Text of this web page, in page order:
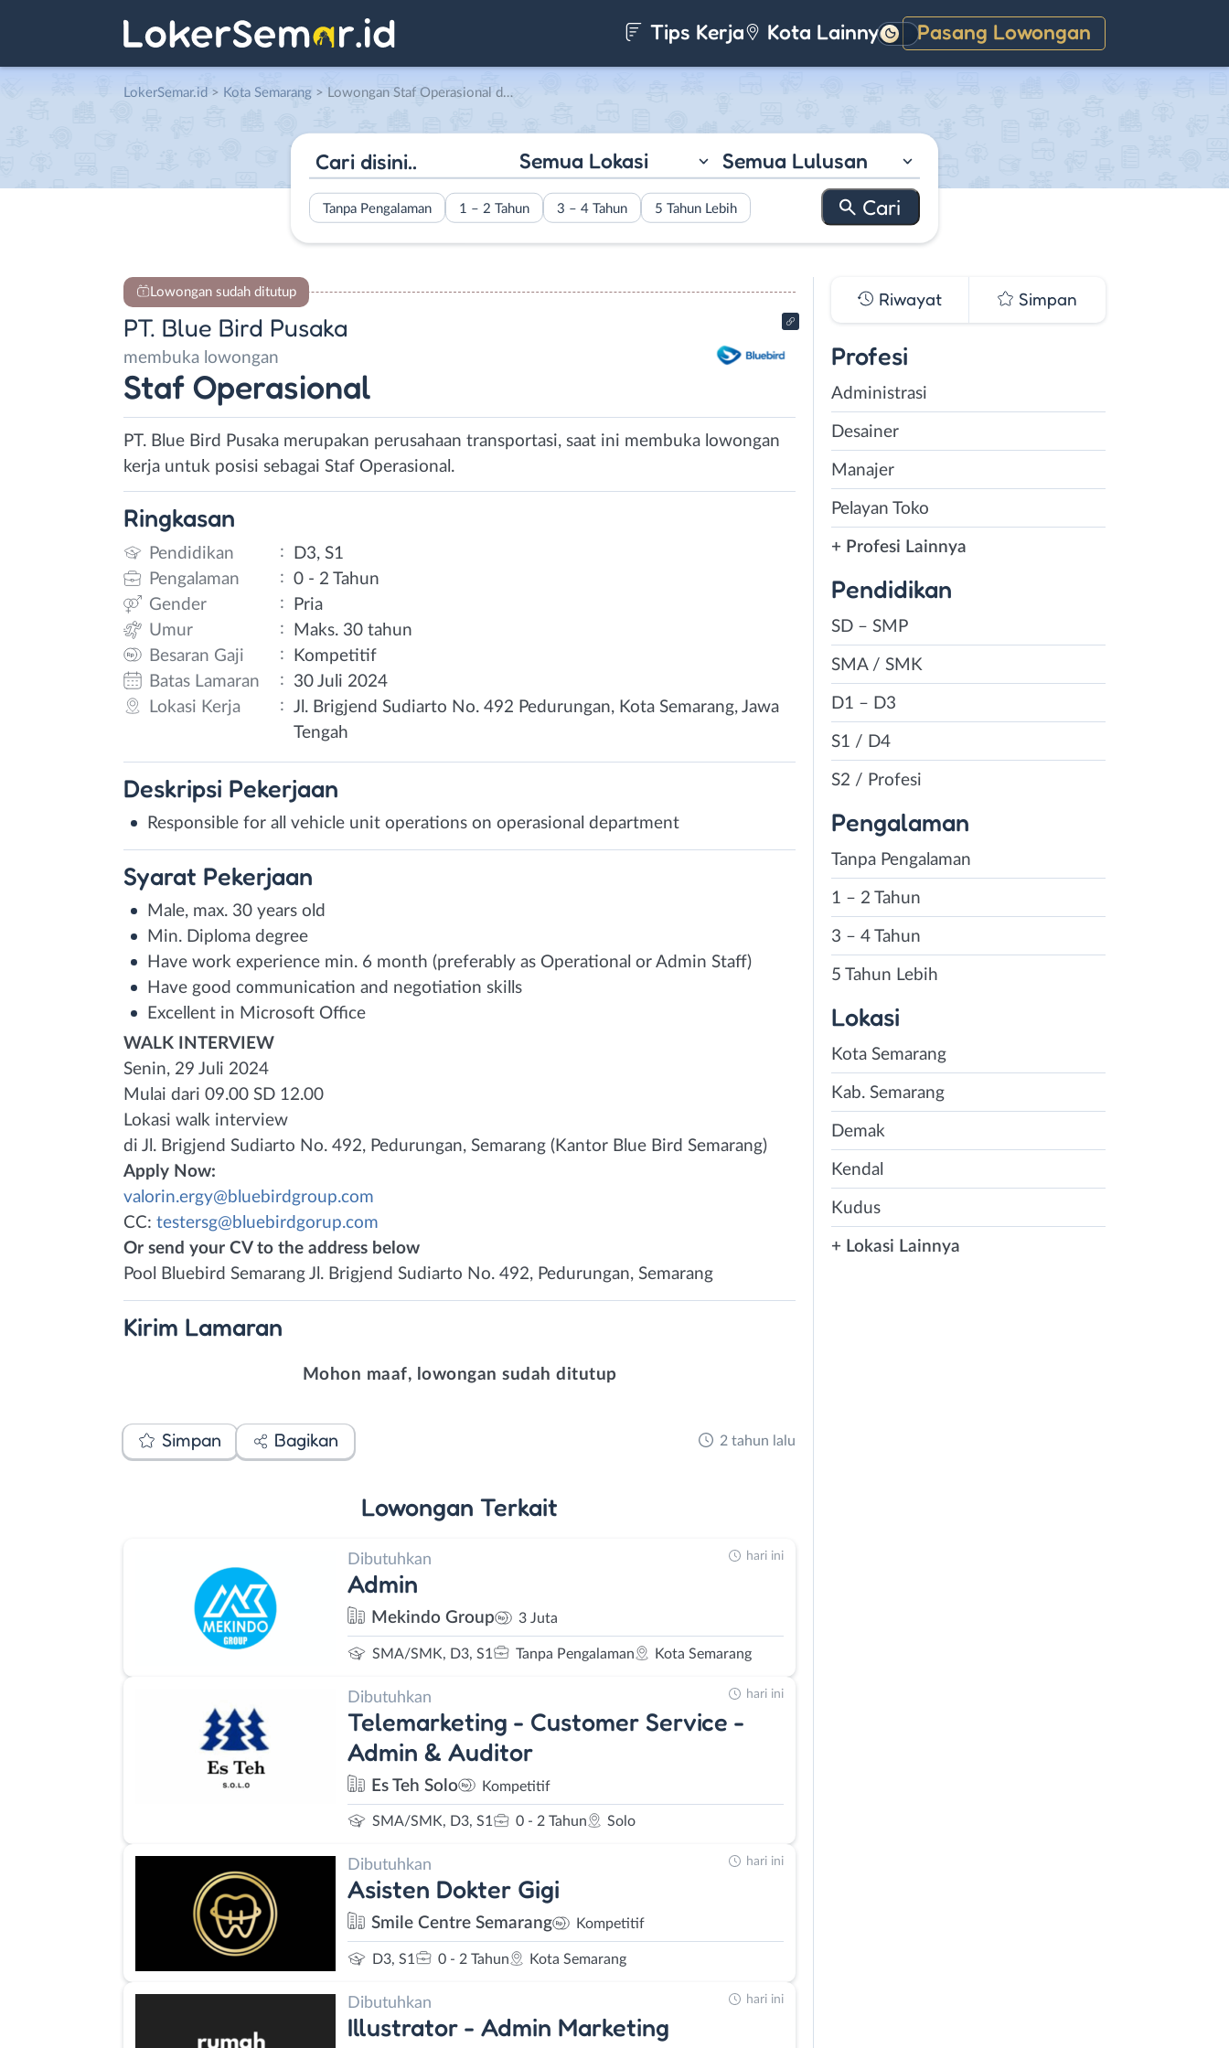
Tips Kerja Kota Lainnya Pasang Lowongan
Gelap
LokerSemar.id > Kota Semarang > Lowongan Staf Operasional di PT. Blue Bird Pusaka
Semua Lokasi Semua Lulusan
Tanpa Pengalaman 1 – 2 Tahun 3 – 4 Tahun 5 Tahun Lebih
Lowongan sudah ditutup
PT. Blue Bird Pusaka
membuka lowongan
Staf Operasional
PT. Blue Bird Pusaka merupakan perusahaan transportasi, saat ini membuka lowongan
kerja untuk posisi sebagai Staf Operasional.
Ringkasan
Pendidikan :
D3, S1
Pengalaman
: 0 - 2 Tahun
Gender
:
Pria
Umur
:
Maks. 30 tahun
Besaran Gaji
:
Kompetitif
Batas Lamaran
:
30 Juli 2024
Lokasi Kerja
: Jl. Brigjend Sudiarto No. 492 Pedurungan, Kota Semarang, Jawa
Tengah
Deskripsi Pekerjaan
Responsible for all vehicle unit operations on operasional department
Syarat Pekerjaan
Male, max. 30 years old
Min. Diploma degree
Have work experience min. 6 month (preferably as Operational or Admin Staff)
Have good communication and negotiation skills
Excellent in Microsoft Office
WALK INTERVIEW
Senin, 29 Juli 2024
Mulai dari 09.00 SD 12.00
Lokasi walk interview
di Jl. Brigjend Sudiarto No. 492, Pedurungan, Semarang (Kantor Blue Bird Semarang)
Apply Now:
valorin.ergy@bluebirdgroup.com
CC: testersg@bluebirdgorup.com
Or send your CV to the address below
Pool Bluebird Semarang Jl. Brigjend Sudiarto No. 492, Pedurungan, Semarang
Kirim Lamaran
Mohon maaf, lowongan sudah ditutup
Simpan Bagikan 2 tahun lalu
Lowongan Terkait
Dibutuhkan
Admin
Mekindo Group 3 Juta
SMA/SMK, D3, S1 Tanpa Pengalaman Kota Semarang
hari ini
Dibutuhkan
Telemarketing - Customer Service -
Admin & Auditor
Es Teh Solo Kompetitif
SMA/SMK, D3, S1 0 - 2 Tahun Solo
hari ini
Dibutuhkan
Asisten Dokter Gigi
Smile Centre Semarang Kompetitif
D3, S1 0 - 2 Tahun Kota Semarang
hari ini
Dibutuhkan
Illustrator - Admin Marketing
hari ini
Riwayat Simpan
Profesi
Administrasi
Desainer
Manajer
Pelayan Toko
+ Profesi Lainnya
Pendidikan
SD – SMP
SMA / SMK
D1 – D3
S1 / D4
S2 / Profesi
Pengalaman
Tanpa Pengalaman
1 – 2 Tahun
3 – 4 Tahun
5 Tahun Lebih
Lokasi
Kota Semarang
Kab. Semarang
Demak
Kendal
Kudus
+ Lokasi Lainnya